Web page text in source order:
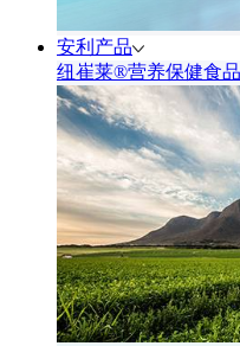
安利产品
纽崔莱®营养保健食品